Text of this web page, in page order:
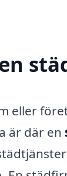
eller
är där en